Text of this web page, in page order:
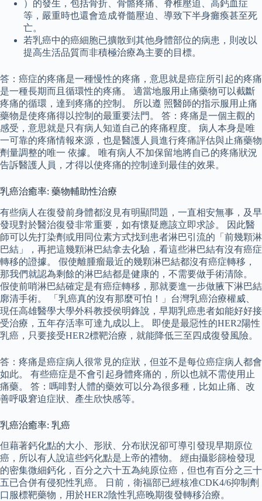
）的發生，包括骨折、骨骼疼痛、脊椎壓迫、高鈣血症
等，嚴重時也還會造成脊髓壓迫、導致下半身癱瘓甚至死
亡。
若乳癌中的癌細胞已擴散到其他身體部位的病患，則改以
提高生活品質而非積極治療為主要的目標。
答：癌症的疼痛是一種慢性的疼痛，意思就是癌症所引起的疼痛
是一種長期而且循環性的疼痛。 適當地服用止痛藥物可以截斷
疼痛的循環，達到疼痛的控制。 所以遵 照醫師的指示服用止痛
藥物是使疼痛得以控制的最重要法門。 答：疼痛是一個主觀的
感受，意思就是只有病人知道自己的疼痛程度。 病人本身是唯
一可靠的疼痛情報來源，也是醫護人員進行疼痛評估與止痛藥物
劑量調整的唯一 依據。 唯有病人不加保留地將自己的疼痛狀況
告訴醫護人員，才得以使疼痛的控制達到最佳的效果。
乳癌治癒率: 藥物輔助性治療
有些病人在復發前身體都沒見有明顯問題，一直相安無事，及早
發現對於醫治復發非常重要，如有懷疑應該立即求診。 因此醫
師可以先打染劑或用同位素方式找到患者淋巴引流的「前幾顆淋
巴結」，再把這幾顆淋巴結拿去化驗，看這些淋巴結有沒有癌症
轉移的證據。 假使離腫瘤最近的幾顆淋巴結都沒有癌症轉移，
那我們就認為剩餘的淋巴結都是健康的，不需要做手術清除。
假使前哨淋巴結確定是有癌症轉移，那就要進一步做腋下淋巴結
廓清手術。 「乳癌真的沒有那麼可怕！」台灣乳癌治療權威、
現任高雄醫學大學外科教授侯明鋒說，早期乳癌患者如能好好接
受治療，五年存活率可達九成以上。 即使是最惡性的HER2陽性
乳癌，只要接受HER2標靶治療，就能降低三至四成復發風險。
答：疼痛是癌症病人很常見的症狀，但並不是每位癌症病人都會
如此。 有些癌症是不會引起身體疼痛的，所以也就不需使用止
痛藥。 答：嗎啡對人體的藥效可以分為很多種，比如止痛、改
善呼吸窘迫症狀、產生欣快感等。
乳癌治癒率: 乳癌
但藉著鈣化點的大小、形狀、分布狀況卻可導引發現早期原位
癌，所以有人說這些鈣化點是上帝的禮物。 經由攝影篩檢發現
的密集微細鈣化，百分之六十五為純原位癌，但也有百分之三十
五已合併有侵犯性乳癌。 日前，衛福部已經核准CDK4/6抑制劑
口服標靶藥物，用於HER2陰性乳癌晚期復發轉移治療。